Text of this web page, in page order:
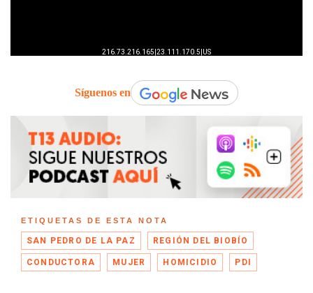
Síguenos en
ETIQUETAS DE ESTA NOTA
SAN PEDRO DE LA PAZ REGIÓN DEL BIOBÍO
CONDUCTORA MUJER HOMICIDIO PDI